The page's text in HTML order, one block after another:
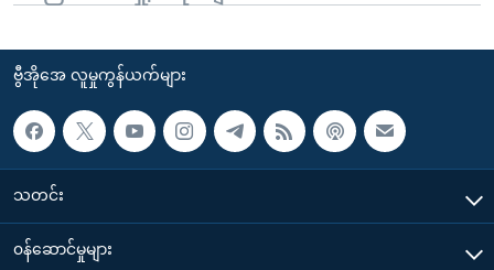
ဗွီအိုအေ လူမှုကွန်ယက်များ
သတင်း
၀န်ဆောင်မှုများ